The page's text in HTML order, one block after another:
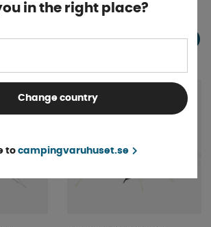
INFO
Tillfälligt slut
4 995 kr INFO
in the right place?
Change country
to campingvaruhuset.se